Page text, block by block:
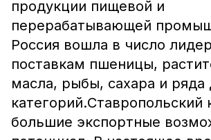
продукции пищевой и
перерабатывающей
Россия вошла в число
поставкам пшеницы,
масла, рыбы, сахара и ряда
категорий.Ставропольский
большие экспортные